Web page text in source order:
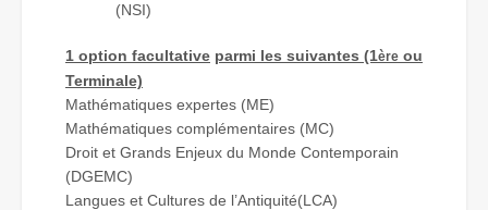
(NSI)
1 option facultative parmi les suivantes (1ère ou
Terminale)
Mathématiques expertes (ME)
Mathématiques complémentaires (MC)
Droit et Grands Enjeux du Monde Contemporain
(DGEMC)
Langues et Cultures de l’Antiquité(LCA)